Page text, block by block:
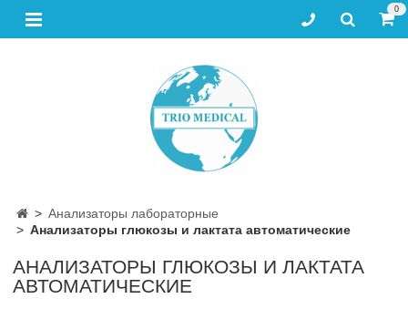
0
Анализаторы лабораторные
Анализаторы глюкозы и лактата автоматические
АНАЛИЗАТОРЫ ГЛЮКОЗЫ И ЛАКТАТА
АВТОМАТИЧЕСКИЕ